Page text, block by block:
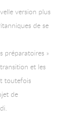
version plus
de se
préparatoires »
et les
toutefois
de